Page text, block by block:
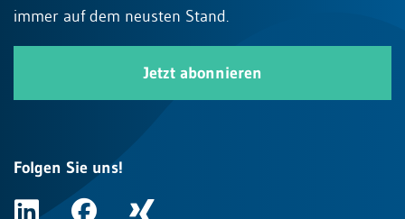
immer auf dem neusten Stand.
Jetzt abonnieren
Folgen Sie uns!